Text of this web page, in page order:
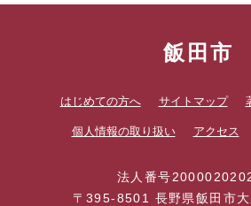
飯田市
はじめての方へ サイトマップ
個人情報の取り扱い アクセス
法人番号
〒395-8501 長野県飯田市